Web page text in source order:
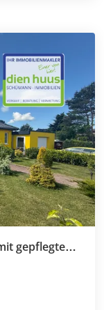
!RESERVIERT! Idyllischer Bungalow mit gepflegtem Grundstück in Hanstorf